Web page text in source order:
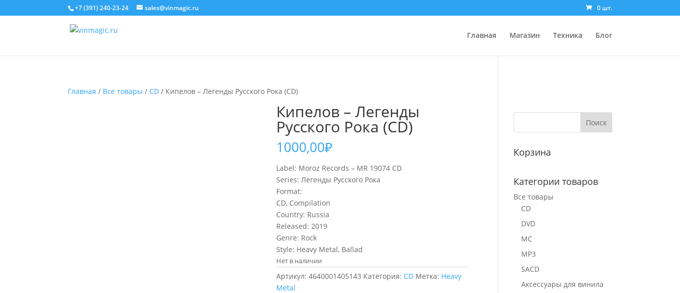
+7 (391) 240-23-24 sales@vinmagic.ru 0 шт.
Главная Магазин Техника Блог
Главная / Все товары / CD / Кипелов – Легенды Русского Рока (CD)
Кипелов – Легенды
Русского Рока (CD)
1000,00₽
Label: Moroz Records – MR 19074 CD
Series: Легенды Русского Рока
Format:
CD, Compilation
Country: Russia
Released: 2019
Genre: Rock
Style: Heavy Metal, Ballad
Нет в наличии
Артикул:4640001405143 Категория: CD Метка: Heavy
Metal
Корзина
Категории товаров
Все товары
CD
DVD
MC
MP3
SACD
Аксессуары для винила